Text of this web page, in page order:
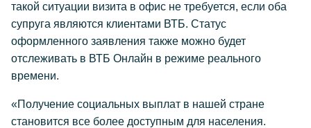
такой ситуации визита в офис не требуется, если оба
супруга являются клиентами ВТБ. Статус
оформленного заявления также можно будет
отслеживать в ВТБ Онлайн в режиме реального
времени.
«Получение социальных выплат в нашей стране
становится все более доступным для населения.